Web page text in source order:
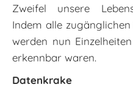
Zweifel unsere
Indem alle
werden nun
erkennbar waren.
Datenkrake